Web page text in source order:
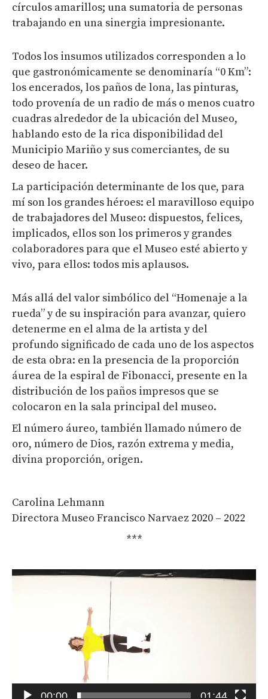
círculos amarillos; una sumatoria de personas
trabajando en una sinergia impresionante.
Todos los insumos utilizados corresponden a lo
que gastronómicamente se denominaría “0 Km”:
los encerados, los paños de lona, las pinturas,
todo provenía de un radio de más o menos cuatro
cuadras alrededor de la ubicación del Museo,
hablando esto de la rica disponibilidad del
Municipio Mariño y sus comerciantes, de su
deseo de hacer.
La participación determinante de los que, para
mí son los grandes héroes: el maravilloso equipo
de trabajadores del Museo: dispuestos, felices,
implicados, ellos son los primeros y grandes
colaboradores para que el Museo esté abierto y
vivo, para ellos: todos mis aplausos.
Más allá del valor simbólico del “Homenaje a la
rueda” y de su inspiración para avanzar, quiero
detenerme en el alma de la artista y del
profundo significado de cada uno de los aspectos
de esta obra: en la presencia de la proporción
áurea de la espiral de Fibonacci, presente en la
distribución de los paños impresos que se
colocaron en la sala principal del museo.
El número áureo, también llamado número de
oro, número de Dios, razón extrema y media,
divina proporción, origen.
Carolina Lehmann
Directora Museo Francisco Narvaez 2020 – 2022
***
Reproductor
00:00 01:44